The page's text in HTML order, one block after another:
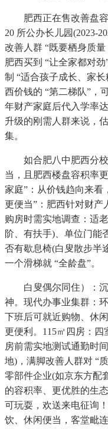
肥西正在售改善盘容
20 所公办长儿园(2023-
改善人群 “既要栖身质
肥西买到 “让全家都对
制 “适合孩子成长、家
西价钱的 “第二梯队”，
年财产家庭后代入学率
升级的刚需人群来说，
集。
如合肥八中肥西分校
当，且肥西楼盘容积率
家庭”：从价钱趋向来看
更便当”：肥西针对财产
购房时需实地调查：适
阶、有扶手)、单位门能
否有歇息椅(白叟散步半
一个滑梯就 “全龄盘”。
白叟偶尔同住）：沉
神。现代办事业集群：
下班后可就近购物、休
更便利。115㎡四房：
房前需实地测试通勤时
地)，满脚改善人群对 “
零部件企业(如京东方配
的容积率、更优胜的生
可玩耍，欢送来电征询
饮、休闲便当，客堂毗